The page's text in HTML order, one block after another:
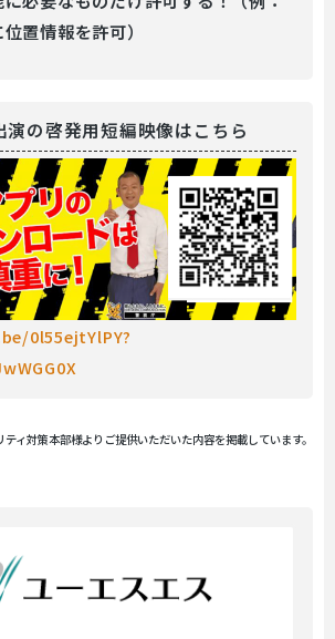
置情報を許可）
演の啓発用短編映像はこちら
0l55ejtYlPY?
ィ対策本部様よりご提供いただいた内容を掲載しています。